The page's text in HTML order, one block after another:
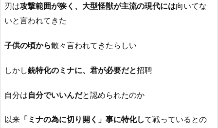
刃は攻撃範囲が狭く、大型怪獣が主流の現代には向いてな
いと言われてきた
子供の頃から散々言われてきたらしい
しかし銃特化のミナに、君が必要だと招聘
自分は自分でいいんだと認められたのか
以来 「ミナの為に切り開く」事に特化して戦っているとの